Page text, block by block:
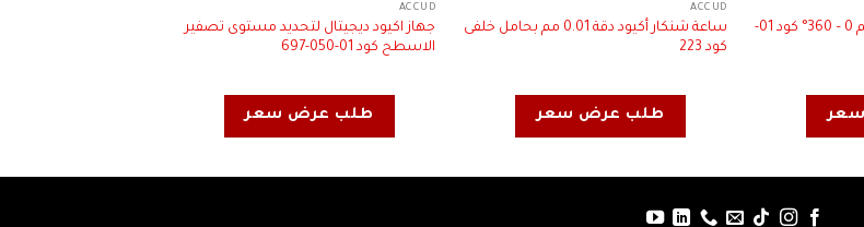
ميزان مياة ديجيتال 250 مم 0 – 360° كود 01-
ACCUD
ساعة شنكار أكيود دقة 0.01 مم بحامل خلفى
كود 223
طلب عرض سعر
ACCUD
جهاز اكيود ديجيتال لتحديد مستوى تصفير
الاسطح كود 01-050-697
طلب عرض سعر